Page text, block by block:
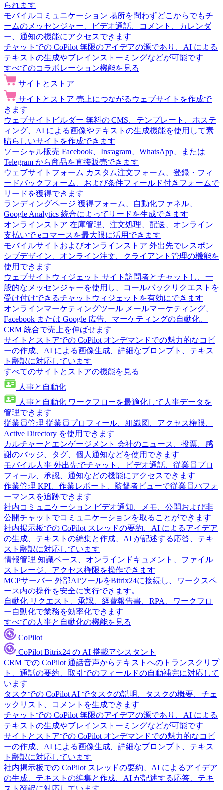
られます
モバイルコミュニケーション 場所を問わずどこからでもチ
ームのメッセンジャー、ビデオ通話、コメント、カレンダ
ー、通知の機能にアクセスできます
チャットでの CoPilot 無限のアイデアの源であり、AI による
テキストの生成やブレインストーミングなどが可能です
すべてのコラボレーション機能を見る
サイトとストア
サイトとストア 売上につながるウェブサイトを作成で
きます
ウェブサイトビルダー 無料の CMS、テンプレート、ホステ
ィング、AI による画像やテキストの生成機能を使用して素
晴らしいサイトを作成できます
ソーシャル販売 Facebook、Instagram、WhatsApp、または
Telegram から商品を直接販売できます
ウェブサイトフォーム カスタム注文フォーム、登録・フィ
ードバックフォーム、および条件フィールド付きフォームで
リードを獲得できます
ランディングページ 獲得フォーム、自動化ファネル、
Google Analytics 統合によってリードを生成できます
オンラインストア 在庫管理、注文処理、配送、オンライン
支払いで eコマースを最大限に活用できます
モバイルサイトおよびオンラインストア 外出先でレスポン
シブデザイン、オンライン注文、クライアント管理の機能を
使用できます
ウェブサイトウィジェット サイト訪問者とチャットし、一
般的なメッセンジャーを使用し、コールバックリクエストを
受け付けできるチャットウィジェットを有効にできます
オンラインマーケティングツール メールマーケティング、
Facebook または Google 広告、マーケティングの自動化、
CRM 統合で売上を伸ばせます
サイトとストアでの CoPilot オンデマンドでの魅力的なコピ
ーの作成、AI による画像生成、詳細なプロンプト、テキス
ト翻訳に対応しています
すべてのサイトとストアの機能を見る
人事と自動化
人事と自動化 ワークフローを最適化して人事データを
管理できます
従業員管理 従業員プロフィール、組織図、アクセス権限、
Active Directory を使用できます
カルチャーとエンゲージメント 会社のニュース、投票、感
謝のバッジ、タグ、個人通知などを使用できます
モバイル人事 外出先でチャット、ビデオ通話、従業員プロ
フィール、承認、通知などの機能にアクセスできます
作業管理 KPI、作業レポート、監督者ビューで従業員パフォ
ーマンスを追跡できます
社内コミュニケーション ビデオ通知、メモ、公開および非
公開チャットでコミュニケーションを取ることができます
社内掲示板での CoPilot スレッドの要約、AI によるアイデア
の生成、テキストの編集と作成、AI が記述する応答、テキ
スト翻訳に対応しています
情報管理 知識ベース、オンラインドキュメント、ファイル
ストレージ、アクセス権限を操作できます
MCPサーバー 外部AIツールをBitrix24に接続し、ワークスペ
ース内の操作を安全に実行できます。
自動化 リクエスト、承認、経費報告書、RPA、ワークフロ
ー自動化で業務を効率化できます
すべての人事と自動化の機能を見る
CoPilot
CoPilot Bitrix24 の AI 搭載アシスタント
CRM での CoPilot 通話音声からテキストへのトランスクリプ
ト、通話の要約、取引でのフィールドの自動補完に対応して
います
タスクでの CoPilot AI でタスクの説明、タスクの概要、チェ
ックリスト、コメントを生成できます
チャットでの CoPilot 無限のアイデアの源であり、AI による
テキストの生成やブレインストーミングなどが可能です
サイトとストアでの CoPilot オンデマンドでの魅力的なコピ
ーの作成、AI による画像生成、詳細なプロンプト、テキス
ト翻訳に対応しています
社内掲示板での CoPilot スレッドの要約、AI によるアイデア
の生成、テキストの編集と作成、AI が記述する応答、テキ
スト翻訳に対応しています